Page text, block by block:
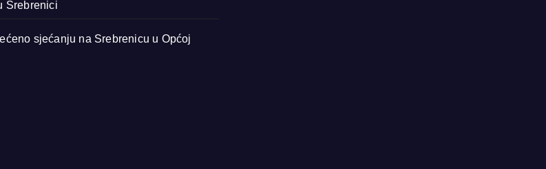
Srebrenici
sjećanju na Srebrenicu u Općoj